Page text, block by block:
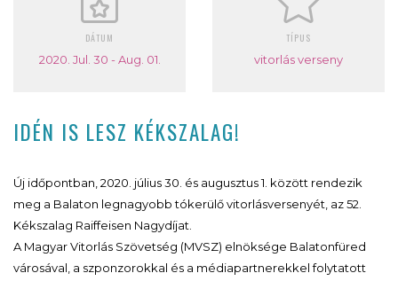
DÁTUM
2020. Jul. 30 - Aug. 01.
TÍPUS
vitorlás verseny
IDÉN IS LESZ KÉKSZALAG!
Új időpontban, 2020. július 30. és augusztus 1. között rendezik
meg a Balaton legnagyobb tókerülő vitorlásversenyét, az 52.
Kékszalag Raiffeisen Nagydíjat.
A Magyar Vitorlás Szövetség (MVSZ) elnöksége Balatonfüred
városával, a szponzorokkal és a médiapartnerekkel folytatott